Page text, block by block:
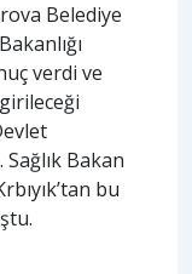
Belediye
verdi ve
Bakan
bu